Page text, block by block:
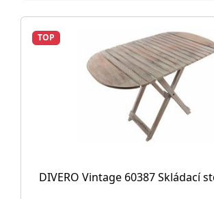
TOP
DIVERO Vintage 60387 Skládací